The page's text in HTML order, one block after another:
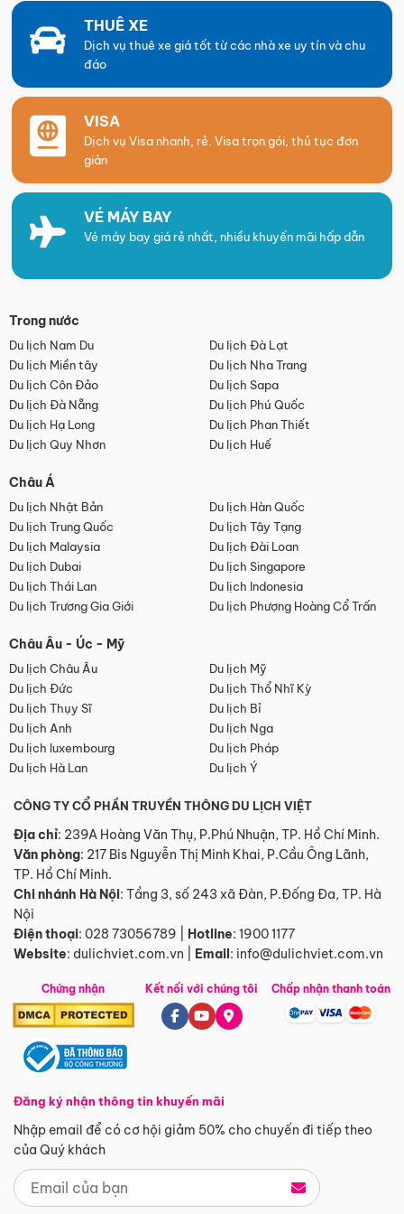
THUÊ XE
Dịch vụ thuê xe giá tốt từ các nhà xe uy tín và chu
đáo
VISA
Dịch vụ Visa nhanh, rẻ. Visa trọn gói, thủ tục đơn
giản
VÉ MÁY BAY
Vé máy bay giá rẻ nhất, nhiều khuyến mãi hấp dẫn
Trong nước
Du lịch Nam Du
Du lịch Đà Lạt
Du lịch Miền tây
Du lịch Nha Trang
Du lịch Côn Đảo
Du lịch Sapa
Du lịch Đà Nẵng
Du lịch Phú Quốc
Du lịch Hạ Long
Du lịch Phan Thiết
Du lịch Quy Nhơn
Du lịch Huế
Châu Á
Du lịch Nhật Bản
Du lịch Hàn Quốc
Du lịch Trung Quốc
Du lịch Tây Tạng
Du lịch Malaysia
Du lịch Đài Loan
Du lịch Dubai
Du lịch Singapore
Du lịch Thái Lan
Du lịch Indonesia
Du lịch Trương Gia Giới
Du lịch Phượng Hoàng Cổ Trấn
Châu Âu - Úc - Mỹ
Du lịch Châu Âu
Du lịch Mỹ
Du lịch Đức
Du lịch Thổ Nhĩ Kỳ
Du lịch Thụy Sĩ
Du lịch Bỉ
Du lịch Anh
Du lịch Nga
Du lịch luxembourg
Du lịch Pháp
Du lịch Hà Lan
Du lịch Ý
CÔNG TY CỔ PHẦN TRUYỀN THÔNG DU LỊCH VIỆT
Địa chỉ: 239A Hoàng Văn Thụ, P.Phú Nhuận, TP. Hồ Chí Minh.
Văn phòng: 217 Bis Nguyễn Thị Minh Khai, P.Cầu Ông Lãnh,
TP. Hồ Chí Minh.
Chi nhánh Hà Nội: Tầng 3, số 243 xã Đàn, P.Đống Đa, TP. Hà
Nội
Điện thoại: 028 73056789 Hotline: 1900 1177
Website: dulichviet.com.vn Email: info@dulichviet.com.vn
Chứng nhận
Đăng ký nhận thông tin khuyến mãi
Nhập email để có cơ hội giảm 50% cho chuyến đi tiếp theo
của Quý khách
Kết nối với chúng tôi Chấp nhận thanh toán